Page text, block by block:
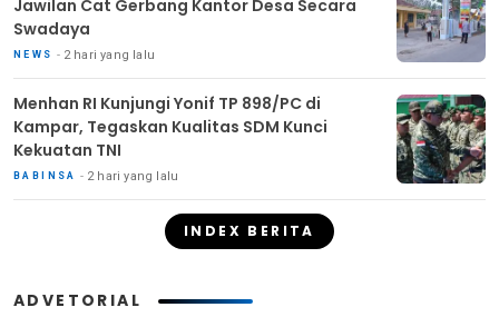
Jawilan Cat Gerbang Kantor Desa Secara
Swadaya
NEWS 2 hari yang lalu
Menhan RI Kunjungi Yonif TP 898/PC di
Kampar, Tegaskan Kualitas SDM Kunci
Kekuatan TNI
BABINSA 2 hari yang lalu
INDEX BERITA
ADVETORIAL